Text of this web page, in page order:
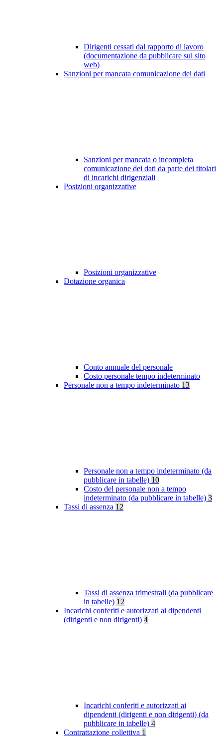
Dirigenti cessati dal rapporto di lavoro
(documentazione da pubblicare sul sito
web)
Sanzioni per mancata comunicazione dei dati
Sanzioni per mancata o incompleta
comunicazione dei dati da parte dei titolari
di incarichi dirigenziali
Posizioni organizzative
Posizioni organizzative
Dotazione organica
Conto annuale del personale
Costo personale tempo indeterminato
Personale non a tempo indeterminato 13
Personale non a tempo indeterminato (da
pubblicare in tabelle) 10
Costo del personale non a tempo
indeterminato (da pubblicare in tabelle) 3
Tassi di assenza 12
Tassi di assenza trimestrali (da pubblicare
in tabelle) 12
Incarichi conferiti e autorizzati ai dipendenti
(dirigenti e non dirigenti) 4
Incarichi conferiti e autorizzati ai
dipendenti (dirigenti e non dirigenti) (da
pubblicare in tabelle) 4
Contrattazione collettiva 1